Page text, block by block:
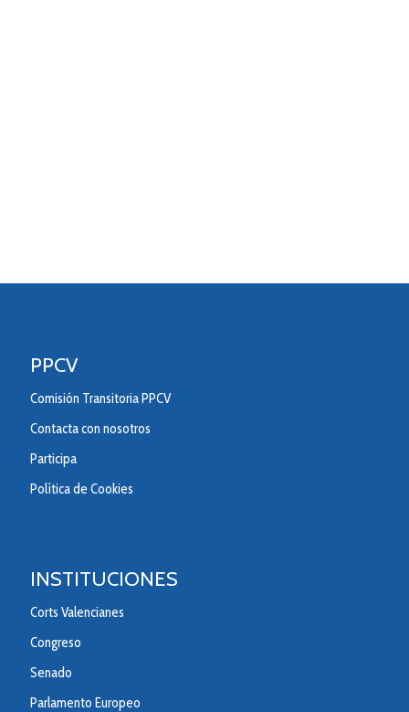
PPCV
Comisión Transitoria PPCV
Contacta con nosotros
Participa
Política de Cookies
INSTITUCIONES
Corts Valencianes
Congreso
Senado
Parlamento Europeo